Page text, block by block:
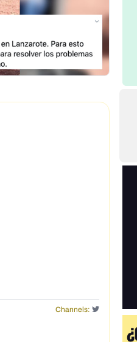
Channels: